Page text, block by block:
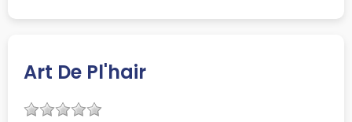
Art De Pl'hair